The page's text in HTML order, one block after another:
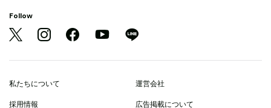
Follow
私たちについて 運営会社
採用情報 広告掲載について